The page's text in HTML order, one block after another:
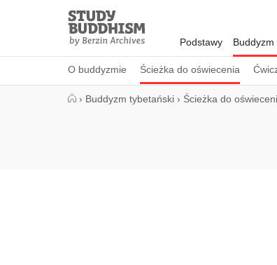
Study
Buddhism
Home
Podstawy
O buddyzmie Ścieżka do oświecenia
› Buddyzm tybetański › Ścieżka do